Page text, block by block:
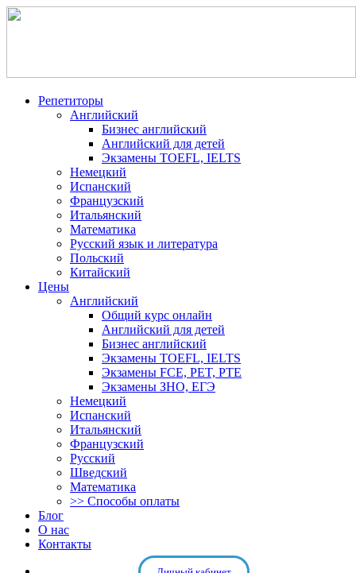
Репетиторы
Английский
Бизнес английский
Английский для детей
Экзамены TOEFL, IELTS
Немецкий
Испанский
Французский
Итальянский
Математика
Русский язык и литература
Польский
Китайский
Цены
Английский
Общий курс онлайн
Английский для детей
Бизнес английский
Экзамены TOEFL, IELTS
Экзамены FCE, PET, PTE
Экзамены ЗНО, ЕГЭ
Немецкий
Испанский
Итальянский
Французский
Русский
Шведский
Математика
>> Способы оплаты
Блог
О нас
Контакты